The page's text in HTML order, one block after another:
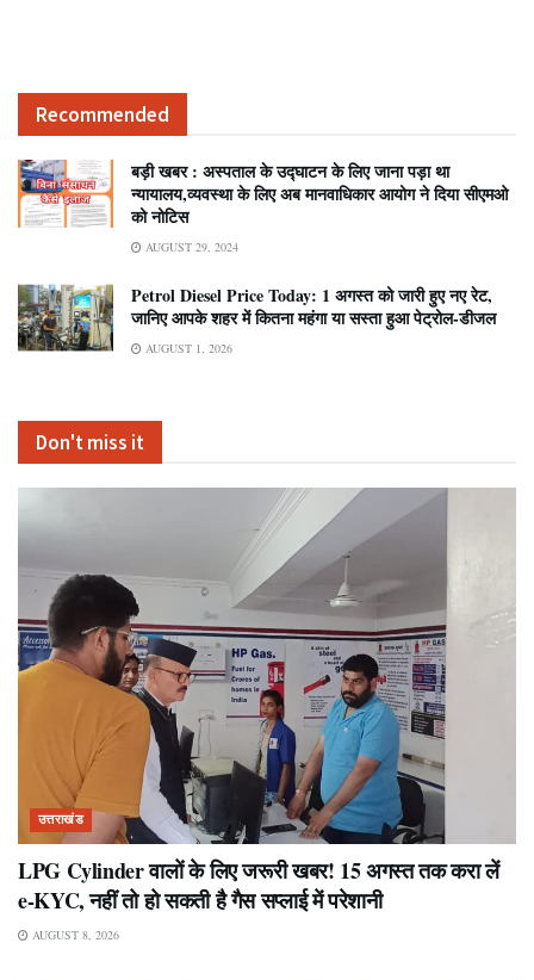
Recommended
बड़ी खबर : अस्पताल के उद्घाटन के लिए जाना पड़ा था
न्यायालय,व्यवस्था के लिए अब मानवाधिकार आयोग ने दिया सीएमओ
को नोटिस
AUGUST 29, 2024
Petrol Diesel Price Today: 1 अगस्त को जारी हुए नए रेट,
जानिए आपके शहर में कितना महंगा या सस्ता हुआ पेट्रोल-डीजल
AUGUST 1, 2026
Don't miss it
उत्तराखंड
LPG Cylinder वालों के लिए जरूरी खबर! 15 अगस्त तक करा लें
e-KYC, नहीं तो हो सकती है गैस सप्लाई में परेशानी
AUGUST 8, 2026